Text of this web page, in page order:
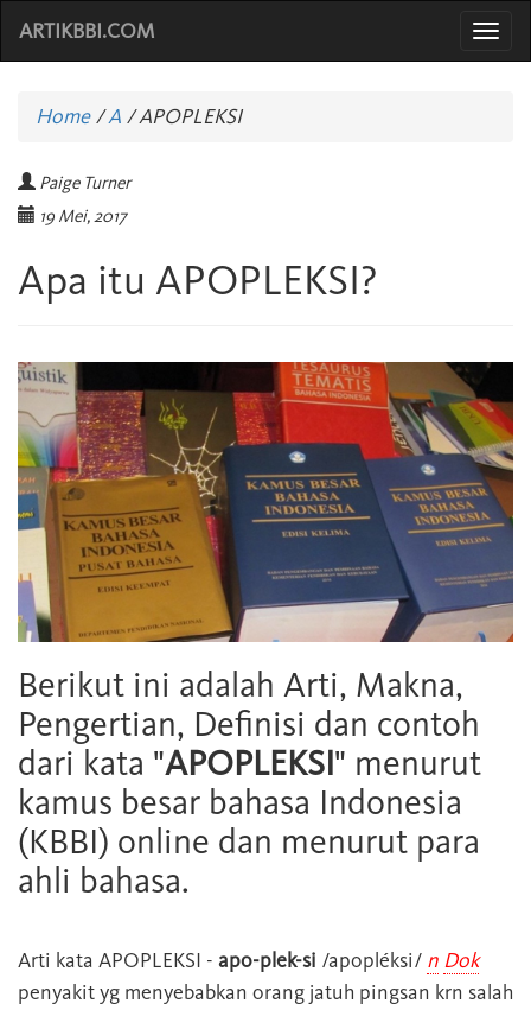
ARTIKBBI.COM
Home/A /APOPLEKSI
Paige Turner
19 Mei, 2017
Apa itu APOPLEKSI?
Berikut ini adalah Arti, Makna,
Pengertian, Definisi dan contoh
dari kata "APOPLEKSI" menurut
kamus besar bahasa Indonesia
(KBBI) online dan menurut para
ahli bahasa.
Arti kata APOPLEKSI - apo-plek-si /apopléksi/ n Dok
penyakit yg menyebabkan orang jatuh pingsan krn salah